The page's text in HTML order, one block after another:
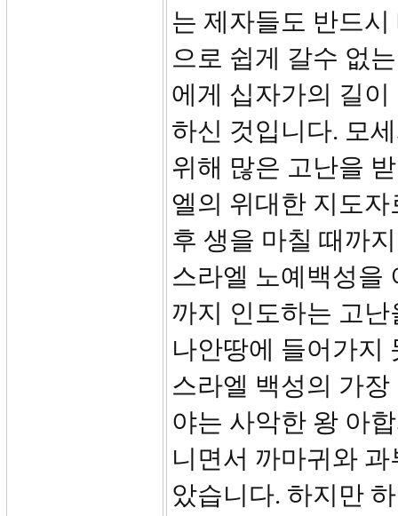
는 제자들도 반드
으로 쉽게 갈수 없
에게 십자가의 길
하신 것입니다. 모
위해 많은 고난을
엘의 위대한 지도
후 생을 마칠 때까
스라엘 노예백성을
까지 인도하는 고
나안땅에 들어가지
스라엘 백성의 가
야는 사악한 왕 아
니면서 까마귀와
았습니다. 하지만